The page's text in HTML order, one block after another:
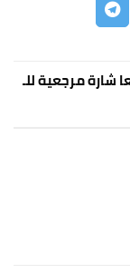
شارة مرجعية للـ